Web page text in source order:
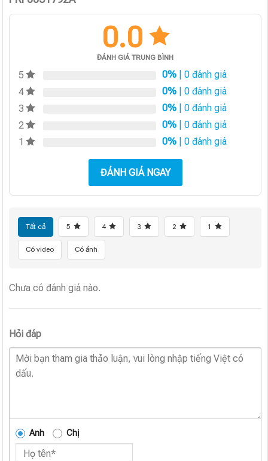
0.0
ĐÁNH GIÁ TRUNG BÌNH
5 0% | 0 đánh giá
4
0% | 0 đánh giá
3
0% | 0 đánh giá
2
0% | 0 đánh giá
1
0% | 0 đánh giá
ĐÁNH GIÁ NGAY
Tất cả 5 4 3 2 1
Có video Có ảnh
Chưa có đánh giá nào.
Hỏi đáp
Anh Chị